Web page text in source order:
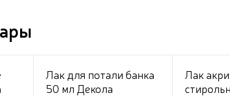
Лак для потали банка
50 мл Декола
Лак